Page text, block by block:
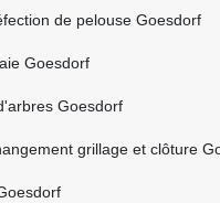
de pelouse Goesdorf
Goesdorf
Goesdorf
grillage et clôture